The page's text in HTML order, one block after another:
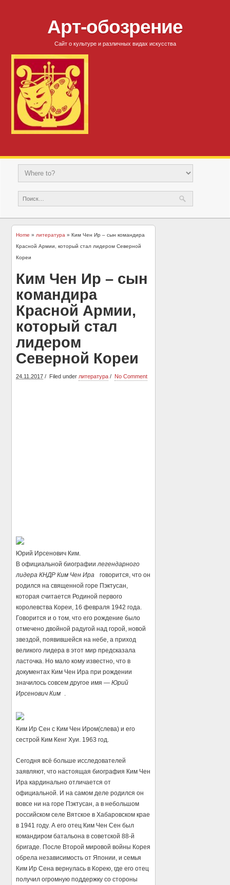
Арт-обозрение
Сайт о культуре и различных видах искусства
Home »литература » Ким Чен Ир – сын командира
Красной Армии, который стал лидером Северной
Кореи
Ким Чен Ир – сын
командира
Красной Армии,
который стал
лидером
Северной Кореи
24.11.2017 Filed under литература No Comment
Юрий Ирсенович Ким.
В официальной биографиилегендарного
лидера КНДР Ким Чен Ира
говорится, что он
родился на священной горе Пэктусан,
которая считается Родиной первого
королевства Кореи, 16 февраля 1942 года.
Говорится и о том, что его рождение было
отмечено двойной радугой над горой, новой
звездой, появившейся на небе, а приход
великого лидера в этот мир предсказала
ласточка. Но мало кому известно, что в
документах Ким Чен Ира при рождении
значилось совсем другое имя —Юрий
Ирсенович Ким
Ким Ир Сен с Ким Чен Иром(слева) и его
сестрой Ким Кенг Хуи. 1963 год.
Сегодня всё больше исследователей
заявляют, что настоящая биография Ким Чен
Ира кардинально отличается от
официальной. И на самом деле родился он
вовсе ни на горе Пэктусан, а в небольшом
российском селе Вятское в Хабаровском крае
в 1941 году. А его отец Ким Чен Сен был
командиром батальона в советской 88-й
бригаде. После Второй мировой войны Корея
обрела независимость от Японии, и семья
Ким Ир Сена вернулась в Корею, где его отец
получил огромную поддержку со стороны